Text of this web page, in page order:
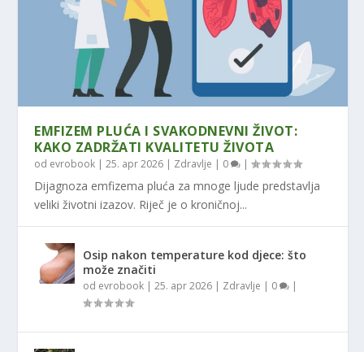
EMFIZEM PLUĆA I SVAKODNEVNI ŽIVOT:
KAKO ZADRŽATI KVALITETU ŽIVOTA
od evrobook |25. apr 2026 | Zdravlje | 0 |
Dijagnoza emfizema pluća za mnoge ljude predstavlja
veliki životni izazov. Riječ je o kroničnoj...
Osip nakon temperature kod djece: što
može značiti
od evrobook |25. apr 2026 | Zdravlje | 0 |